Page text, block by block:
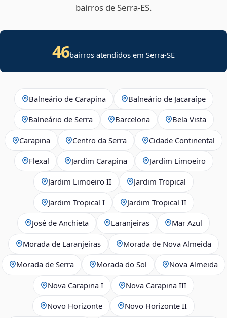
bairros de Serra‑ES.
46bairros atendidos emSerra-SE
Balneário de Carapina Balneário de Jacaraípe
Balneário de Serra Barcelona Bela Vista
Carapina Centro da Serra Cidade Continental
Flexal Jardim Carapina Jardim Limoeiro
Jardim Limoeiro II Jardim Tropical
Jardim Tropical I Jardim Tropical II
José de Anchieta Laranjeiras Mar Azul
Morada de Laranjeiras Morada de Nova Almeida
Morada de Serra Morada do Sol Nova Almeida
Nova Carapina I Nova Carapina III
Novo Horizonte Novo Horizonte II